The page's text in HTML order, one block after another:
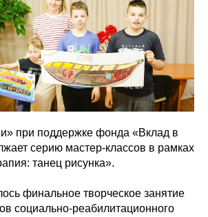
при поддержке фонда «Вклад в
серию мастер-классов в рамках
танец рисунка».
финальное творческое занятие
социально-реабилитационного